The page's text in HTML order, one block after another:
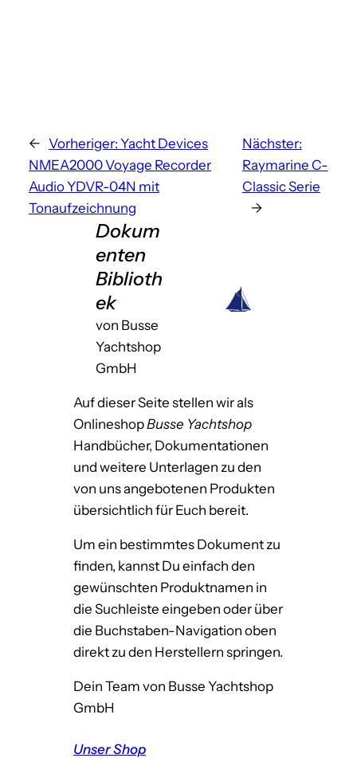
← Vorheriger: Yacht Devices
NMEA2000 Voyage Recorder
Audio YDVR-04N mit
Tonaufzeichnung
Nächster:
Raymarine C-
Classic Serie
→
Dokum
enten
Biblioth
ek
von Busse
Yachtshop
GmbH
Auf dieser Seite stellen wir als
OnlineshopBusse Yachtshop
Handbücher, Dokumentationen
und weitere Unterlagen zu den
von uns angebotenen Produkten
übersichtlich für Euch bereit.
Um ein bestimmtes Dokument zu
finden, kannst Du einfach den
gewünschten Produktnamen in
die Suchleiste eingeben oder über
die Buchstaben-Navigation oben
direkt zu den Herstellern springen.
Dein Team von Busse Yachtshop
GmbH
Unser Shop